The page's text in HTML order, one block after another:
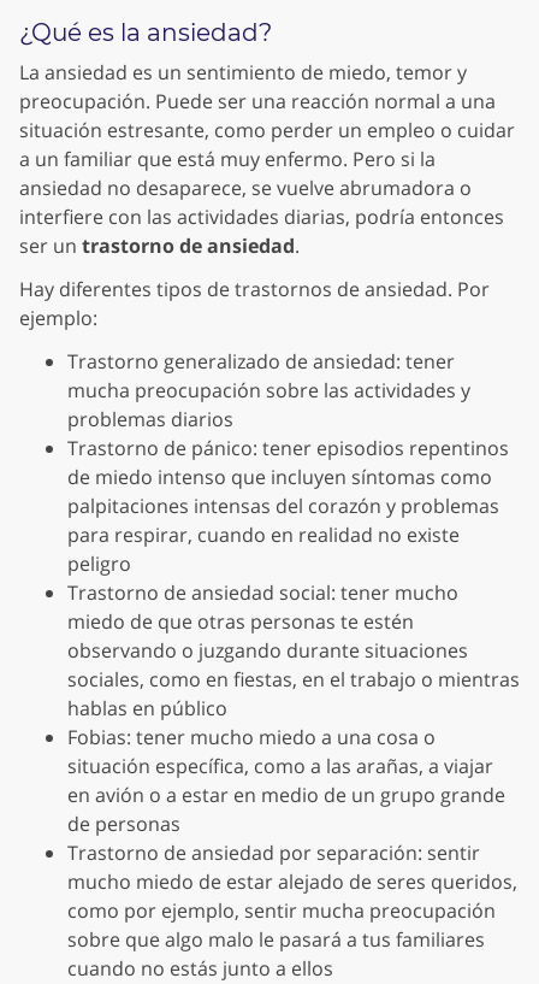
¿Qué es la ansiedad?
La ansiedad es un sentimiento de miedo, temor y
preocupación. Puede ser una reacción normal a una
situación estresante, como perder un empleo o cuidar
a un familiar que está muy enfermo. Pero si la
ansiedad no desaparece, se vuelve abrumadora o
interfiere con las actividades diarias, podría entonces
ser un trastorno de ansiedad.
Hay diferentes tipos de trastornos de ansiedad. Por
ejemplo:
Trastorno generalizado de ansiedad: tener
mucha preocupación sobre las actividades y
problemas diarios
Trastorno de pánico: tener episodios repentinos
de miedo intenso que incluyen síntomas como
palpitaciones intensas del corazón y problemas
para respirar, cuando en realidad no existe
peligro
Trastorno de ansiedad social: tener mucho
miedo de que otras personas te estén
observando o juzgando durante situaciones
sociales, como en fiestas, en el trabajo o mientras
hablas en público
Fobias: tener mucho miedo a una cosa o
situación específica, como a las arañas, a viajar
en avión o a estar en medio de un grupo grande
de personas
Trastorno de ansiedad por separación: sentir
mucho miedo de estar alejado de seres queridos,
como por ejemplo, sentir mucha preocupación
sobre que algo malo le pasará a tus familiares
cuando no estás junto a ellos